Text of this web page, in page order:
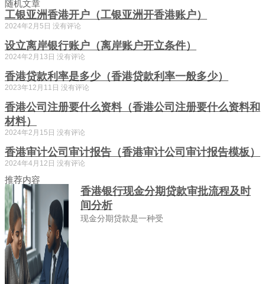
随机文章
工银亚洲香港开户（工银亚洲开香港账户）
2024年2月5日 没有评论
设立离岸银行账户（离岸账户开立条件）
2024年2月13日 没有评论
香港贷款利率是多少（香港贷款利率一般多少）
2023年12月11日 没有评论
香港公司注册要什么资料（香港公司注册要什么资料和
材料）
2024年2月15日 没有评论
香港审计公司审计报告（香港审计公司审计报告模板）
2024年4月12日 没有评论
推荐内容
香港银行现金分期贷款审批流程及时
间分析
现金分期贷款是一种受